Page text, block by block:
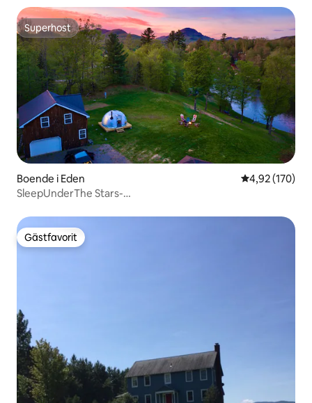
Superhost
Superhost
Boende i Eden 4,92 av 5 i
4,92 (170)
SleepUnderThe Stars-
Gästfavorit
Gästfavorit